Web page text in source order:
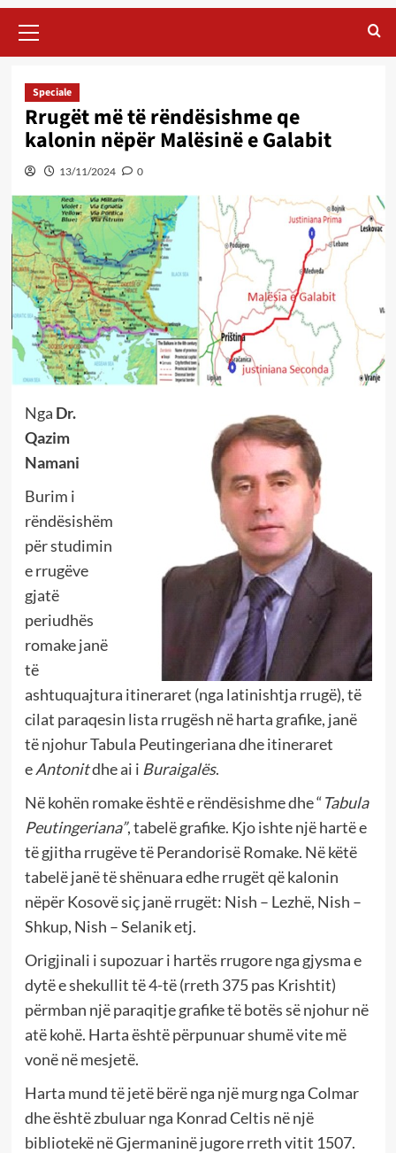
Menu
Speciale
Rrugët më të rëndësishme qe
kalonin nëpër Malësinë e Galabit
13/11/2024 0
Nga Dr.
Qazim
Namani
Burim i
rëndësishëm
për studimin
e rrugëve
gjatë
periudhës
romake janë
të
ashtuquajtura itineraret (nga latinishtja rrugë), të
cilat paraqesin lista rrugësh në harta grafike, janë
të njohur Tabula Peutingeriana dhe itineraret
eAntonitdhe ai i Buraigalës.
Në kohën romake është e rëndësishme dhe “Tabula
Peutingeriana”, tabelë grafike. Kjo ishte një hartë e
të gjitha rrugëve të Perandorisë Romake. Në këtë
tabelë janë të shënuara edhe rrugët që kalonin
nëpër Kosovë siç janë rrugët: Nish – Lezhë, Nish –
Shkup, Nish – Selanik etj.
Origjinali i supozuar i hartës rrugore nga gjysma e
dytë e shekullit të 4-të (rreth 375 pas Krishtit)
përmban një paraqitje grafike të botës së njohur në
atë kohë. Harta është përpunuar shumë vite më
vonë në mesjetë.
Harta mund të jetë bërë nga një murg nga Colmar
dhe është zbuluar nga Konrad Celtis në një
bibliotekë në Gjermaninë jugore rreth vitit 1507.